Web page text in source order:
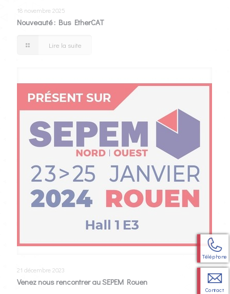
18 novembre 2025
Nouveauté : Bus EtherCAT
Lire la suite
21 décembre 2023
Venez nous rencontrer au SEPEM Rouen
Téléphone
Contact